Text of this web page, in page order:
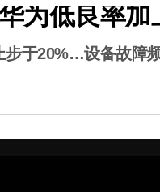
为低良率
于20%…设备故障